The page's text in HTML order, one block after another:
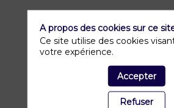
A propos des cookies sur ce
Ce site utilise des cookies
votre expérience.
Accepter
Refuser